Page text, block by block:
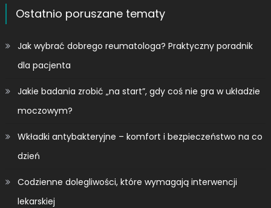
Ostatnio poruszane tematy
Jak wybrać dobrego reumatologa? Praktyczny poradnik
dla pacjenta
Jakie badania zrobić „na start”, gdy coś nie gra w układzie
moczowym?
Wkładki antybakteryjne – komfort i bezpieczeństwo na co
dzień
Codzienne dolegliwości, które wymagają interwencji
lekarskiej